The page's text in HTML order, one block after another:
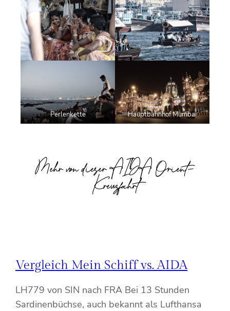
Perlenkette Hauptbahnhof Mumbai
Mehr von dieser AIDA Orient-
Kreuzfahrt
Vergleich Mein Schiff vs. AIDA
LH779 von SIN nach FRA Bei 13 Stunden
Sardinenbüchse, auch bekannt als Lufthansa